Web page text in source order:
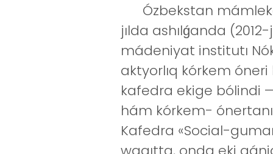
Ózbekstan
jılda ashılǵanda
mádeniyat institutı
aktyorlıq kórkem óneri
kafedra ekige bólindi
hám kórkem-
Kafedra «Social-